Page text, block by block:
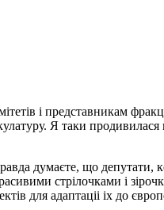
і представникам
Я таки
думаєте, що депутати,
стрілочками і
для адаптаціі іх до